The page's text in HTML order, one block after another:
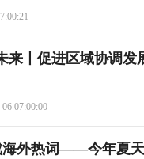
来丨促进区域协调发
07:00:00
海外热词——今年夏